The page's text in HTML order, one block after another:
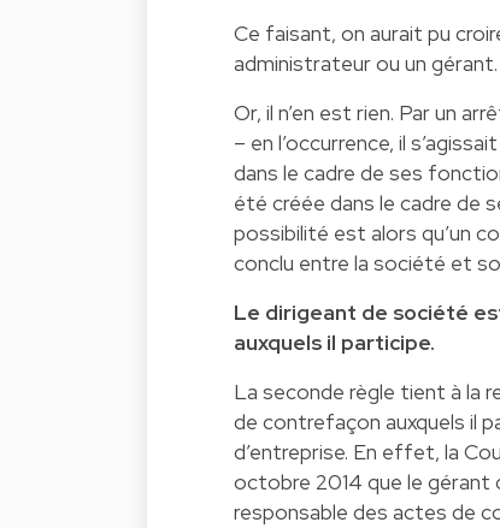
Ce faisant, on aurait pu
administrateur ou un gérant.
Or, il n’en est rien. Par un
– en l’occurrence, il
dans le cadre de ses
été créée dans le cadre de
possibilité est alors qu’un
conclu entre la société et
Le dirigeant de société
auxquels il participe.
La seconde règle tient à la
de contrefaçon auxquels il
d’entreprise. En effet, la
octobre 2014 que le gérant
responsable des actes de